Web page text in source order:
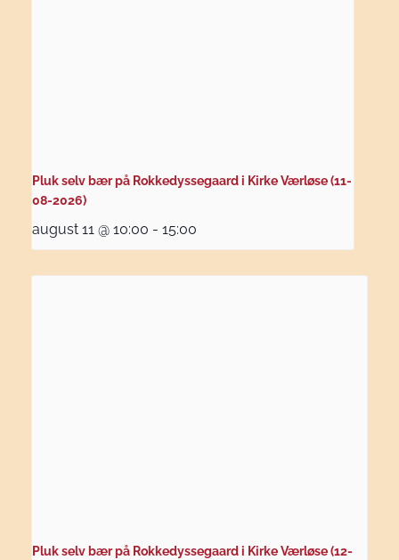
Pluk selv bær på Rokkedyssegaard i Kirke Værløse (11-
08-2026)
august 11 @ 10:00 - 15:00
Pluk selv bær på Rokkedyssegaard i Kirke Værløse (12-